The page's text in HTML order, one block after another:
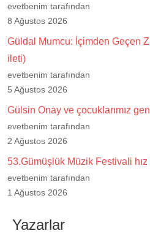
evetbenim tarafından
8 Ağustos 2026
Güldal Mumcu: İçimden Geçen
ileti)
evetbenim tarafından
5 Ağustos 2026
Gülsin Onay ve çocuklarımız
evetbenim tarafından
2 Ağustos 2026
53.Gümüşlük Müzik Festivali
evetbenim tarafından
1 Ağustos 2026
Yazarlar